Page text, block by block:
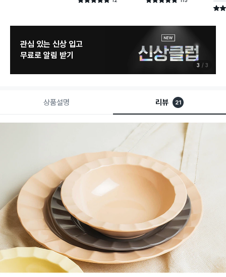
건 작성 건 작성
별점
관심 있는 신상 입고
무료로 알림 받기
3 3
상품설명 리뷰 21